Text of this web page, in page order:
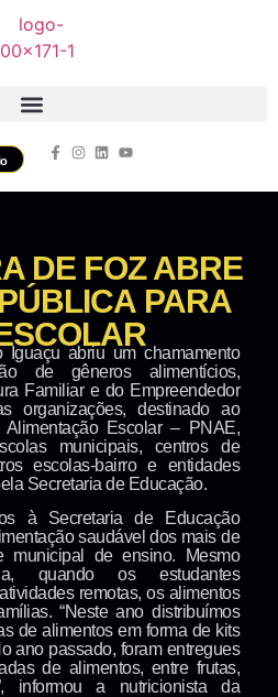
DE FOZ ABRE
PARA
abriu um chamamento
de gêneros alimentícios,
Familiar e do Empreendedor
organizações, destinado ao
Escolar – PNAE,
municipais, centros de
escolas-bairro e entidades
Secretaria de Educação.
à Secretaria de Educação
saudável dos mais de
de ensino. Mesmo
quando os estudantes
remotas, os alimentos
“Neste ano distribuímos
de alimentos em forma de kits
ano passado, foram entregues
de alimentos, entre frutas,
informou a nutricionista da